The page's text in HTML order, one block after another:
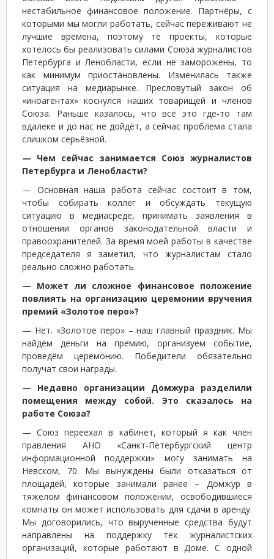
нестабильное финансовое положение. Партнёры, с
которыми мы могли работать, сейчас переживают не
лучшие времена, поэтому те проекты, которые
хотелось бы реализовать силами Союза журналистов
Петербурга и Ленобласти, если не заморожены, то
как минимум приостановлены. Изменилась также
ситуация на медиарынке. Пресловутый закон об
«иноагентах» коснулся наших товарищей и членов
Союза. Раньше казалось, что всё это где-то там
вдалеке и до нас не дойдёт, а сейчас проблема стала
слишком серьёзной.
— Чем сейчас занимается Союз журналистов
Петербурга и Ленобласти?
— Основная наша работа сейчас состоит в том,
чтобы собирать коллег и обсуждать текущую
ситуацию в медиасреде, принимать заявления в
отношении органов законодательной власти и
правоохранителей. За время моей работы в качестве
председателя я заметил, что журналистам стало
реально сложно работать.
— Может ли сложное финансовое положение
повлиять на организацию церемонии вручения
премий «Золотое перо»?
— Нет. «Золотое перо» – наш главный праздник. Мы
найдём деньги на премию, организуем событие,
проведём церемонию. Победители обязательно
получат свои награды.
— Недавно организации Домжура разделили
помещения между собой. Это сказалось на
работе Союза?
— Союз переехал в кабинет, который я как член
правления АНО «Санкт-Петербургский центр
информационной поддержки» могу занимать на
Невском, 70. Мы вынуждены были отказаться от
площадей, которые занимали ранее – Домжур в
тяжелом финансовом положении, освободившиеся
комнаты он может использовать для сдачи в аренду.
Мы договорились, что вырученные средства будут
направлены на поддержку тех журналистских
организаций, которые работают в Доме. С одной